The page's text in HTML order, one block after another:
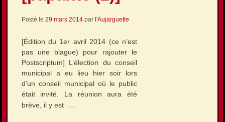
Posté le 29 mars 2014par l'Aujarguette
[Édition du 1er avril 2014 (ce n’est
pas une blague) pour rajouter le
Postscriptum] L’élection du conseil
municipal a eu lieu hier soir lors
d’un conseil municipal où le public
était invité. La réunion aura été
brève, il y est …